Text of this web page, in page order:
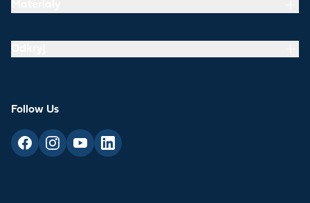
Follow Us